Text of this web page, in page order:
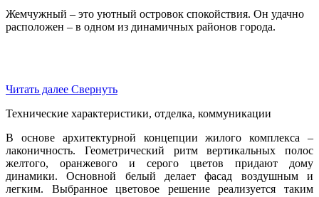
Жемчужный – это уютный островок спокойствия. Он удачно
расположен – в одном из динамичных районов города.
Читать далее Свернуть
Технические характеристики, отделка, коммуникации
В основе архитектурной концепции жилого комплекса –
лаконичность. Геометрический ритм вертикальных полос
желтого, оранжевого и серого цветов придают дому
динамики. Основной белый делает фасад воздушным и
легким. Выбранное цветовое решение реализуется таким